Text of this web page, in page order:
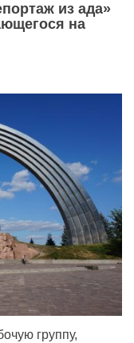
из ада»
на
группу,